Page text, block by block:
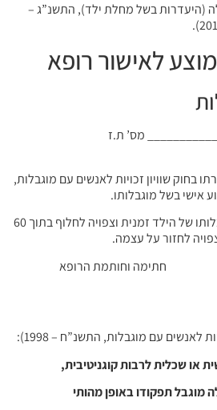
(היעדרות בשל מחלת ילד), התשנ”ג –
מס’ ת.ז
בחוק שוויון זכויות לאנשים עם מוגבלות,
לא מדובר במקרה שבו מוגבלותו של הילד זמנית וצפויה לחלוף בתוך 60
לחזור על עצמה.
חתימה וחותמת הרופא
או שכלית לרבות קוגניטיבית,
מוגבל תפקודו באופן מהותי